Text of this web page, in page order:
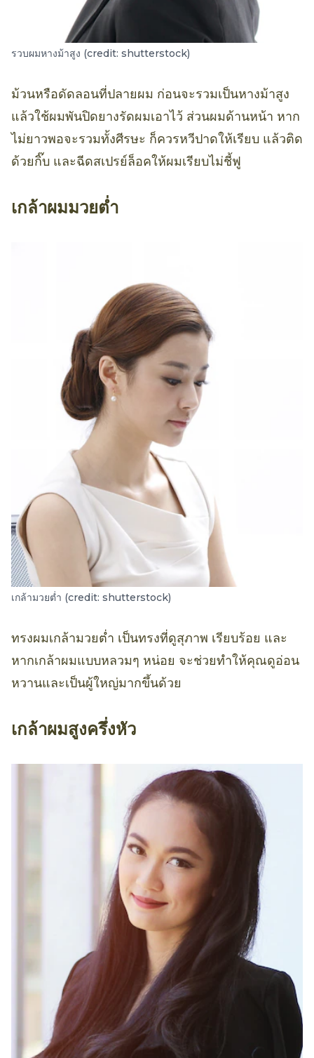
รวบผมหางม้าสูง (credit: shutterstock)
ม้วนหรือดัดลอนที่ปลายผม ก่อนจะรวมเป็นหางม้าสูง
แล้วใช้ผมพันปิดยางรัดผมเอาไว้ ส่วนผมด้านหน้า หาก
ไม่ยาวพอจะรวมทั้งศีรษะ ก็ควรหวีปาดให้เรียบ แล้วติด
ด้วยกิ๊บ และฉีดสเปรย์ล็อคให้ผมเรียบไม่ชี้ฟู
เกล้าผมมวยต่ำ
เกล้ามวยต่ำ (credit: shutterstock)
ทรงผมเกล้ามวยต่ำ เป็นทรงที่ดูสุภาพ เรียบร้อย และ
หากเกล้าผมแบบหลวมๆ หน่อย จะช่วยทำให้คุณดูอ่อน
หวานและเป็นผู้ใหญ่มากขึ้นด้วย
เกล้าผมสูงครึ่งหัว